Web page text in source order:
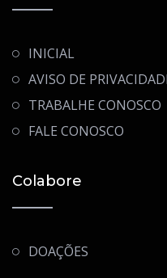
INICIAL
AVISO DE
TRABALHE CONOSCO
FALE CONOSCO
Colabore
DOAÇÕES